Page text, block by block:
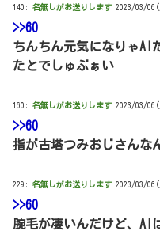
140: 名無しがお送りします 2023/03/
>>60
ちんちん元気になりゃAI
たとでしゅぶぁい
160: 名無しがお送りします 2023/03/06(
>>60
指が古塔つみおじさんな
229: 名無しがお送りします 2023/03/06(
>>60
腕毛が凄いんだけど、AI